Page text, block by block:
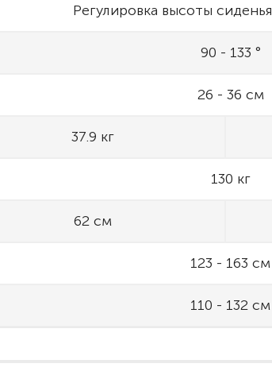
Регулировка высоты сиденья
90 - 133 °
26 - 36 см
37.9 кг
130 кг
62 см
123 - 163 см
110 - 132 см